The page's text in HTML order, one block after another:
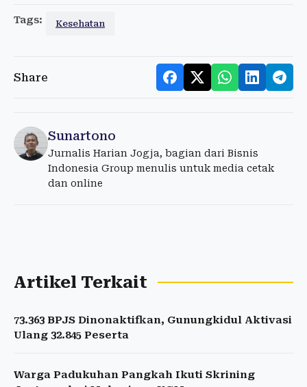
Tags: Kesehatan
Share
Sunartono
Jurnalis Harian Jogja, bagian dari Bisnis
Indonesia Group menulis untuk media cetak
dan online
Artikel Terkait
73.363 BPJS Dinonaktifkan, Gunungkidul Aktivasi
Ulang 32.845 Peserta
Warga Padukuhan Pangkah Ikuti Skrining